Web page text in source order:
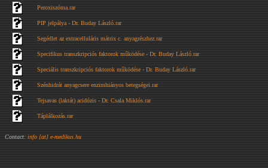
Peroxiszóma.rar
PIP jelpálya - Dr. Buday László.rar
Segédlet az extracelluláris mátrix c. anyagrészhez.rar
Specifikus transzkripciós faktorok működése - Dr. Buday László.rar
Speciális transzkripciós faktorok működése - Dr. Buday László.rar
Szénhidrát anyagcsere enzimhiányos betegségei.rar
Tejsavas (laktát) acidózis - Dr. Csala Miklós.rar
Táplálkozás.rar
Contact: info [at] e-medikus.hu